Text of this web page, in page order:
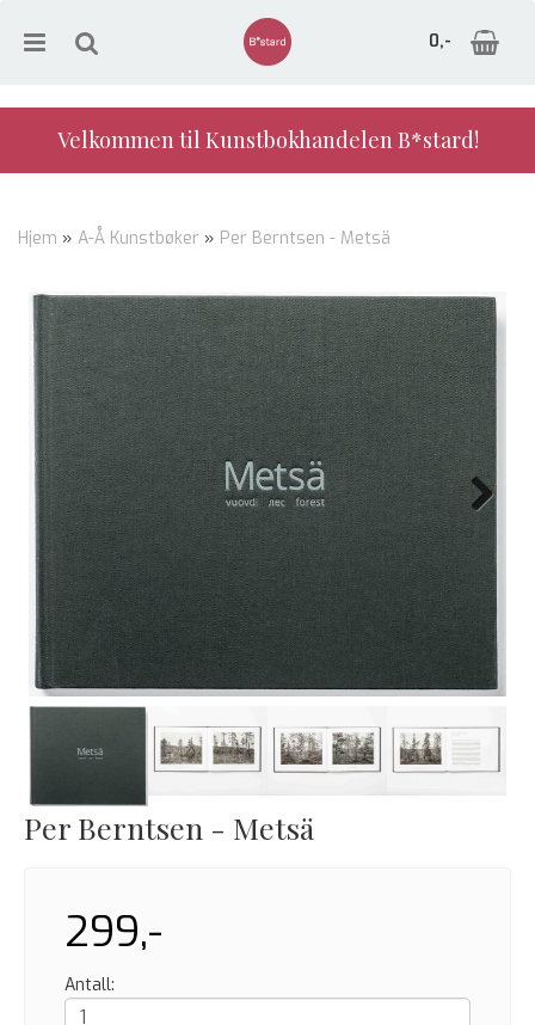
0,-
Velkommen til Kunstbokhandelen B*stard!
Hjem » A-Å Kunstbøker » Per Berntsen - Metsä
Next
Per Berntsen - Metsä
299,-
Antall: